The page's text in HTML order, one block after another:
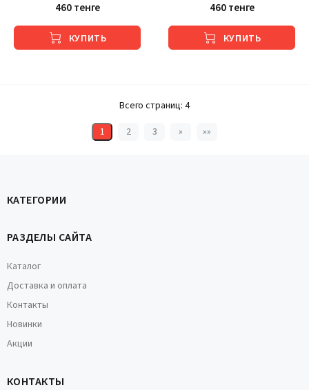
460 тенге
КУПИТЬ
460 тенге
КУПИТЬ
Всего страниц: 4
1
2 3 » »»
КАТЕГОРИИ
РАЗДЕЛЫ САЙТА
Каталог
Доставка и оплата
Контакты
Новинки
Акции
КОНТАКТЫ